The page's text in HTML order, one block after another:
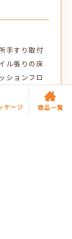
手すり取付
ル張りの床
ションフロ
段に手す
も危険なた
ケージ 商品一覧